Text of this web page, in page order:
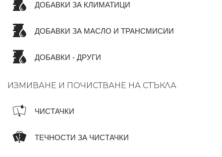
ДОБАВКИ ЗА КЛИМАТИЦИ
ДОБАВКИ ЗА МАСЛО И ТРАНСМИСИИ
ДОБАВКИ - ДРУГИ
ИЗМИВАНЕ И ПОЧИСТВАНЕ НА СТЪКЛА
ЧИСТАЧКИ
ТЕЧНОСТИ ЗА ЧИСТАЧКИ